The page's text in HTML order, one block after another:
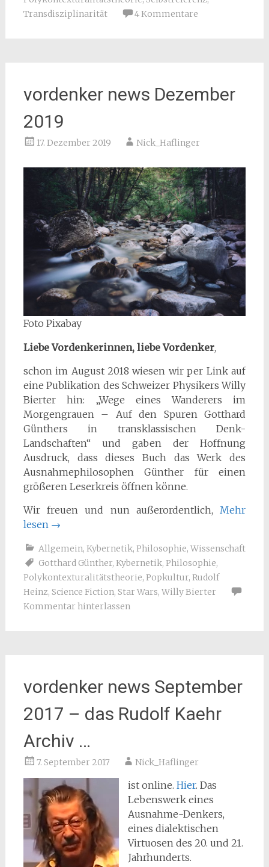
Transdisziplinarität
4 Kommentare
vordenker news Dezember
2019
17. Dezember 2019 Nick_Haflinger
Foto Pixabay
Liebe Vordenkerinnen, liebe Vordenker,
schon im August 2018 wiesen wir per Link auf
eine Publikation des Schweizer Physikers Willy
Bierter hin: „Wege eines Wanderers im
Morgengrauen – Auf den Spuren Gotthard
Günthers in transklassischen Denk-
Landschaften“ und gaben der Hoffnung
Ausdruck, dass dieses Buch das Werk des
Ausnahmephilosophen Günther für einen
größeren Leserkreis öffnen könne.
Wir freuen und nun außerordentlich, Mehr
lesen →
Allgemein, Kybernetik, Philosophie, Wissenschaft
Gotthard Günther, Kybernetik, Philosophie,
Polykontexturalitätstheorie, Popkultur, Rudolf
Heinz, Science Fiction, Star Wars, Willy Bierter
Kommentar hinterlassen
vordenker news September
2017 – das Rudolf Kaehr
Archiv …
7. September 2017 Nick_Haflinger
ist online. Hier. Das
Lebenswerk eines
Ausnahme-Denkers,
eines dialektischen
Virtuosen des 20. und 21.
Jahrhunderts.